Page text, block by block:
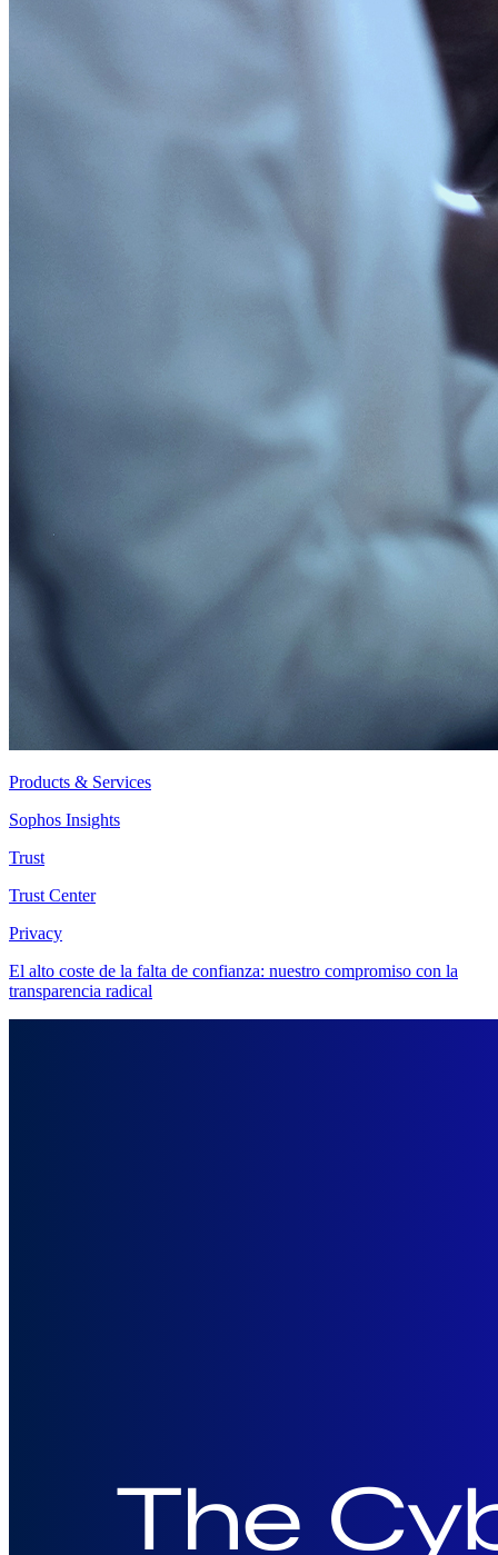
Products & Services
Sophos Insights
Trust
Trust Center
Privacy
El alto coste de la falta de confianza: nuestro compromiso con la
transparencia radical